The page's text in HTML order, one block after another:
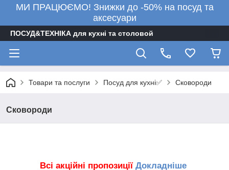
МИ ПРАЦЮЄМО! Знижки до -50% на посуд та
аксесуари
ПОСУД&ТЕХНІКА для кухні та столовой
Товари та послуги Посуд для кухні✅ Сковороди
Сковороди
Всі акційні пропозиції Докладніше